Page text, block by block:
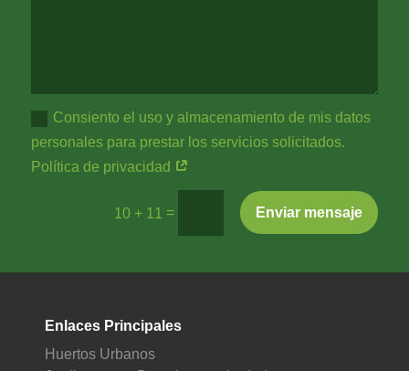
Consiento el uso y almacenamiento de mis datos
personales para prestar los servicios solicitados.
Política de privacidad
10 + 11 = Enviar mensaje
Enlaces Principales
Huertos Urbanos